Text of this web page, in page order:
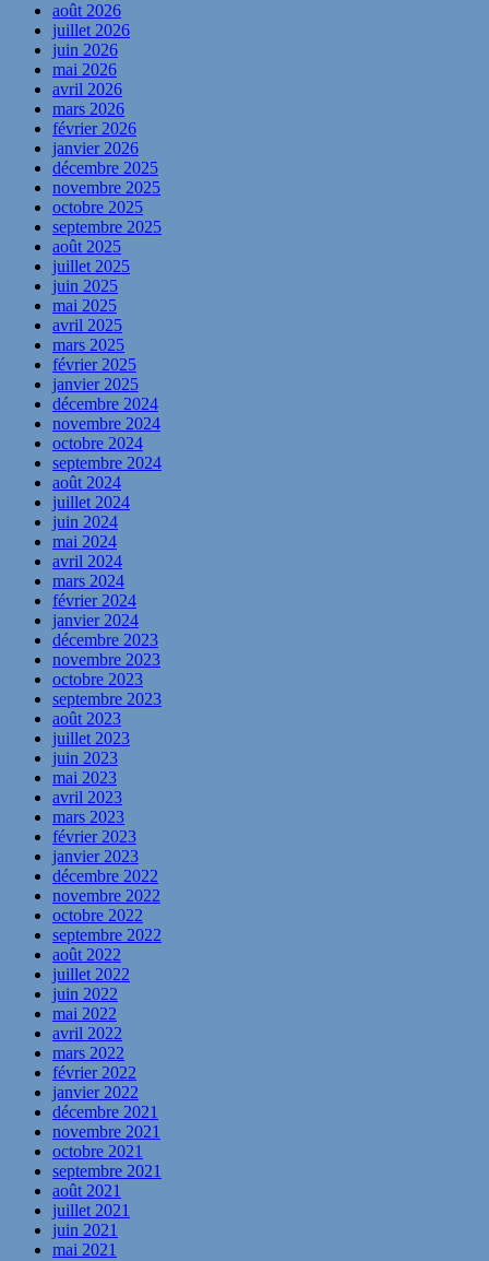
août 2026
juillet 2026
juin 2026
mai 2026
avril 2026
mars 2026
février 2026
janvier 2026
décembre 2025
novembre 2025
octobre 2025
septembre 2025
août 2025
juillet 2025
juin 2025
mai 2025
avril 2025
mars 2025
février 2025
janvier 2025
décembre 2024
novembre 2024
octobre 2024
septembre 2024
août 2024
juillet 2024
juin 2024
mai 2024
avril 2024
mars 2024
février 2024
janvier 2024
décembre 2023
novembre 2023
octobre 2023
septembre 2023
août 2023
juillet 2023
juin 2023
mai 2023
avril 2023
mars 2023
février 2023
janvier 2023
décembre 2022
novembre 2022
octobre 2022
septembre 2022
août 2022
juillet 2022
juin 2022
mai 2022
avril 2022
mars 2022
février 2022
janvier 2022
décembre 2021
novembre 2021
octobre 2021
septembre 2021
août 2021
juillet 2021
juin 2021
mai 2021